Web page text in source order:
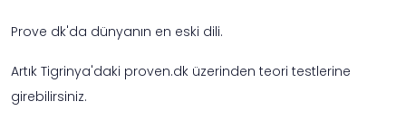
Prove dk'da dünyanın en eski dili.
Artık Tigrinya'daki proven.dk üzerinden teori testlerine
girebilirsiniz.